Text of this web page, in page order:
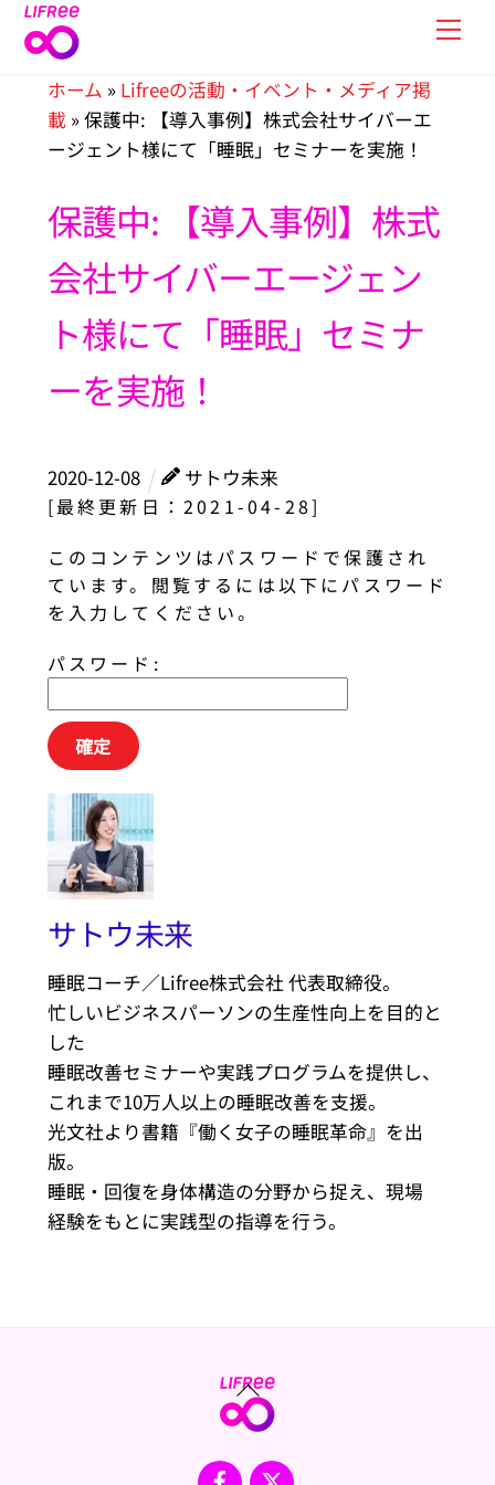
Skip
ホーム » Lifreeの活動・イベント・メディア掲
載 »保護中: 【導入事例】株式会社サイバーエ
ージェント様にて「睡眠」セミナーを実施！
保護中: 【導入事例】株式
会社サイバーエージェン
ト様にて「睡眠」セミナ
ーを実施！
2020-12-08
サトウ未来
[最終更新日：2021-04-28]
このコンテンツはパスワードで保護され
ています。閲覧するには以下にパスワード
を入力してください。
パスワード:
サトウ未来
睡眠コーチ／Lifree株式会社 代表取締役。
忙しいビジネスパーソンの生産性向上を目的と
した
睡眠改善セミナーや実践プログラムを提供し、
これまで10万人以上の睡眠改善を支援。
光文社より書籍『働く女子の睡眠革命』を出
版。
睡眠・回復を身体構造の分野から捉え、現場
経験をもとに実践型の指導を行う。
Back
To
Facebook
X